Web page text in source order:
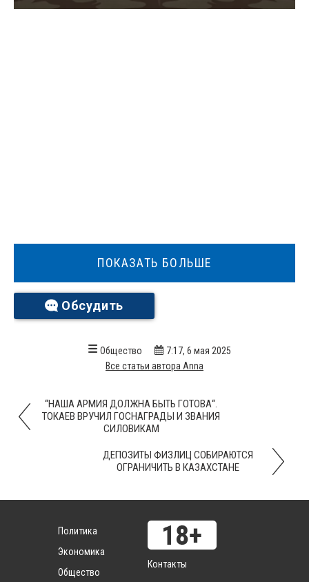
ПОКАЗАТЬ БОЛЬШЕ
Обсудить
Общество
7:17, 6 мая 2025
Все статьи автора Anna
“НАША АРМИЯ ДОЛЖНА БЫТЬ ГОТОВА“.
ТОКАЕВ ВРУЧИЛ ГОСНАГРАДЫ И ЗВАНИЯ
СИЛОВИКАМ
ДЕПОЗИТЫ ФИЗЛИЦ СОБИРАЮТСЯ
ОГРАНИЧИТЬ В КАЗАХСТАНЕ
Политика
Экономика
Общество
Контакты